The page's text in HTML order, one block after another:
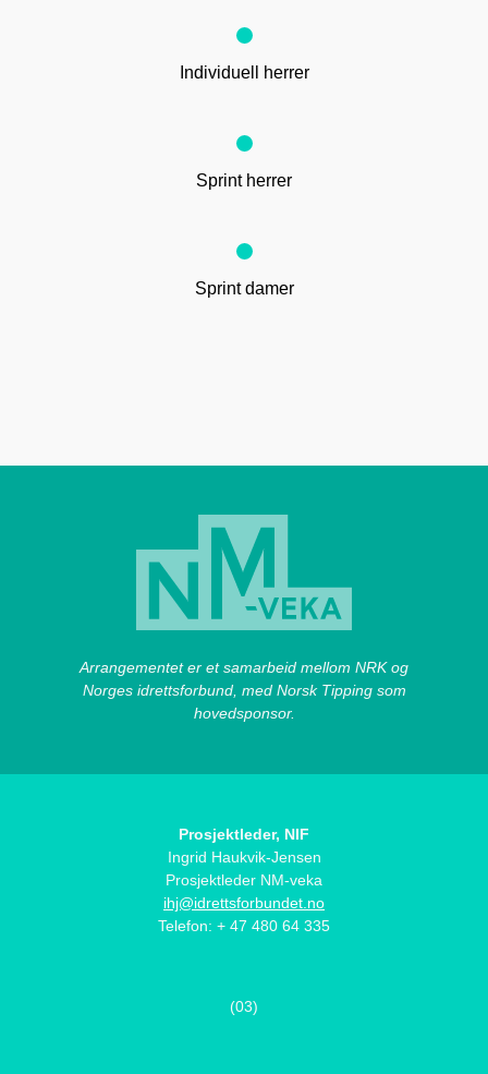
Individuell herrer
Sprint herrer
Sprint damer
Arrangementet er et samarbeid mellom NRK og
Norges idrettsforbund, med Norsk Tipping som
hovedsponsor.
Prosjektleder, NIF
Ingrid Haukvik-Jensen
Prosjektleder NM-veka
ihj@idrettsforbundet.no
Telefon: + 47 480 64 335
(03)